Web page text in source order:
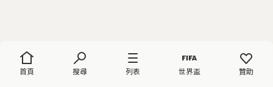
首頁 搜尋 列表 世界盃 贊助